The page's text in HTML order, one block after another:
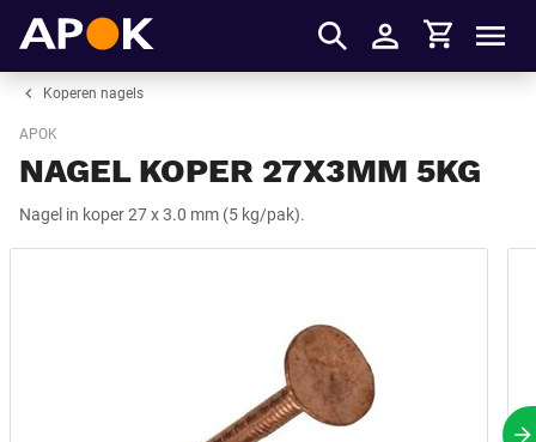
Inloggen
Winkelmandje
Koperen nagels
APOK
NAGEL KOPER 27X3MM 5KG
Nagel in koper 27 x 3.0 mm (5 kg/pak).